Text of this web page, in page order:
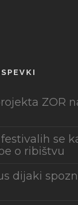
ZOR
se
o ribištvu
dijaki